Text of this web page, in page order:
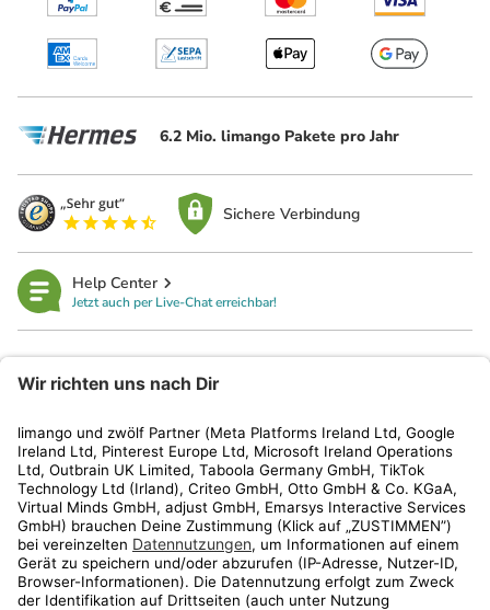
6.2 Mio. limango Pakete pro Jahr
Sichere Verbindung
Help Center
Jetzt auch per Live-Chat erreichbar!
Kundenservice
Shop
Aktionen